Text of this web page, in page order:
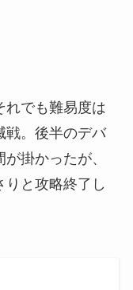
れでも難易度は
戦。後半のデバ
掛かったが、
りと攻略終了し